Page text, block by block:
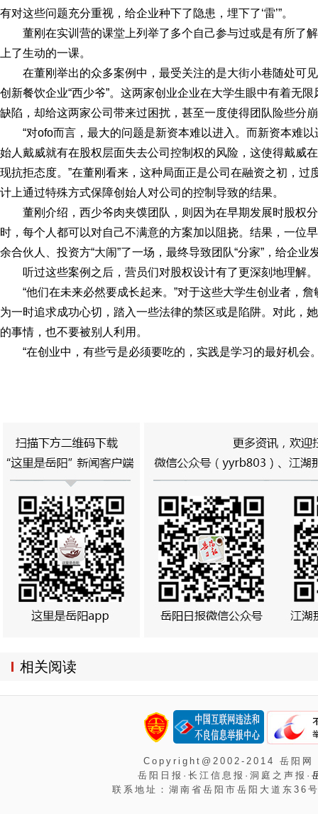
有对这些问题充分重视，给企业种下了隐患，埋下了‘雷’”。
董刚在实训营的课堂上列举了多个自己参与过或是有所了
上了生动的一课。
在董刚举出的众多案例中，最受关注的是大街小巷随处可
创新餐饮企业“西少爷”。这两家创业企业在大学生眼中有着无
缺陷，却给这两家公司带来过困扰，甚至一度使得团队险些分
“对ofo而言，最大的问题是新资本难以进入。而新资本难
始人戴威就有在股权层面失去公司控制权的风险，这使得戴威
现抗拒态度。”在董刚看来，这种局面正是公司在融资之初，
计上通过特殊方式保障创始人对公司的控制导致的结果。
董刚介绍，西少爷肉夹馍团队，则因为在早期发展时股权
时，每个人都可以对自己不满意的方案加以阻挠。结果，一位
余合伙人、投资方“大闹”了一场，最终导致团队“分家”，给企业
听过这些案例之后，营员们对股权设计有了更深刻地理解。
“他们在未来必然要成长起来。”对于这些大学生创业者，
为一时追求成功心切，踏入一些法律的禁区或是陷阱。对此，
的事情，也不要被别人利用。
“在创业中，有些亏是必须要吃的，实践是学习的最好机会
相关阅读
Copyright@2002-2014 岳阳
岳阳日报·长江信息报·洞庭之声报·
联系地址：湖南省岳阳市岳阳大道东